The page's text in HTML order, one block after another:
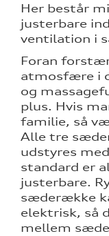
Her består
justerbare
ventilation i
Foran
atmosfære i
og
plus. Hvis
familie, så
Alle tre
udstyres
standard er
justerbare.
sæderække
elektrisk, så
mellem